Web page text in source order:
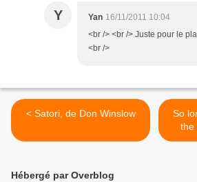
Y Yan 16/11/2011 10:04
<br /> <br /> Juste pour le
<br />
< Satori, de Don Winslow
So
the
chose
Hébergé par Overblog